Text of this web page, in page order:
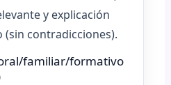
y explicación
(sin contradicciones).
familiar/formativo